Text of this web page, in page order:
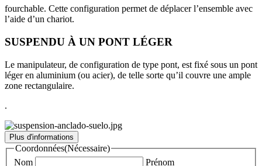
fourchable. Cette configuration permet de déplacer l’ensemble avec
l’aide d’un chariot.
SUSPENDU À UN PONT LÉGER
Le manipulateur, de configuration de type pont, est fixé sous un pont
léger en aluminium (ou acier), de telle sorte qu’il couvre une ample
zone rectangulaire.
.
Plus d'informations
Coordonnées(Nécessaire)
Nom
Prénom